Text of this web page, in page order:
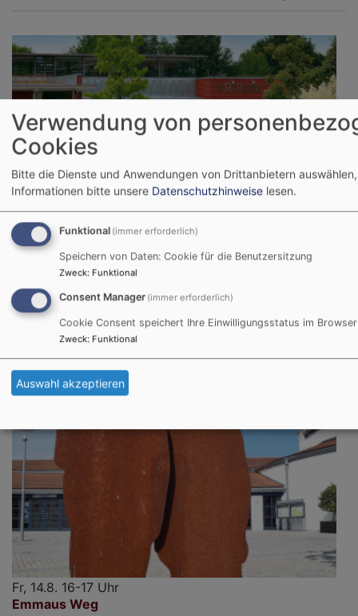
Fr, 14.8. 14-16 Uhr
Treffpunkt Lebensfreude im Lesecafé Sophia
Bad Birnbach Artrium
Fr, 14.8. 16-17 Uhr
Emmaus Weg
Verwendung von
Cookies
Bitte die Dienste und Anwendungen von Drittanbietern
Informationen bitte unsere Datenschutzhinweise lesen.
Funktional (immer erforderlich)
Speichern von Daten: Cookie für die Benutzersitzung
Zweck: Funktional
Consent Manager (immer erforderlich)
Cookie Consent speichert Ihre Einwilligungsstatus im Browser
Zweck: Funktional
Auswahl akzeptieren